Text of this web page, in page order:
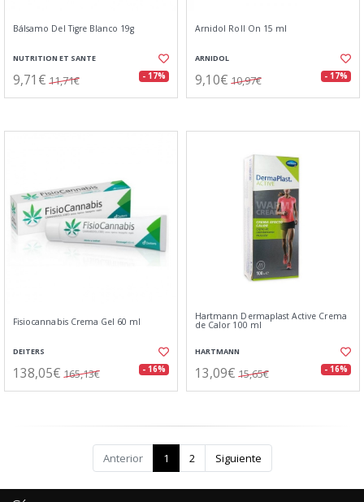
Bálsamo Del Tigre Blanco 19g
NUTRITION ET SANTE
9,71€ 11,71€ - 17%
Arnidol Roll On 15 ml
ARNIDOL
9,10€ 10,97€ - 17%
Fisiocannabis Crema Gel 60 ml
DEITERS
138,05€ 165,13€ - 16%
Hartmann Dermaplast Active Crema
de Calor 100 ml
HARTMANN
13,09€ 15,65€ - 16%
Anterior 1 2 Siguiente